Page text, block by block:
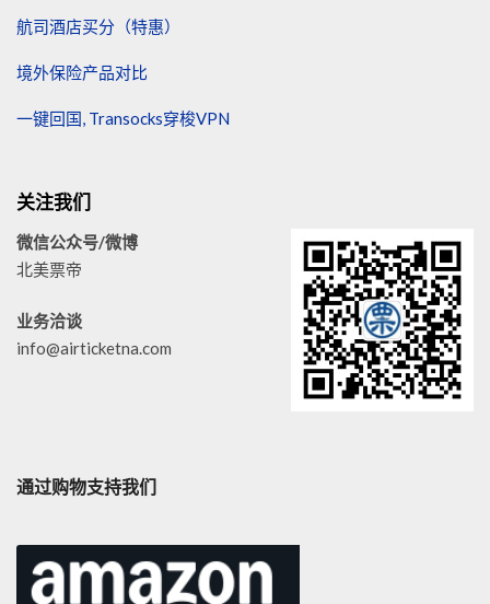
航司酒店买分（特惠）
境外保险产品对比
一键回国, Transocks穿梭VPN
关注我们
微信公众号/微博
北美票帝
业务洽谈
info@airticketna.com
通过购物支持我们